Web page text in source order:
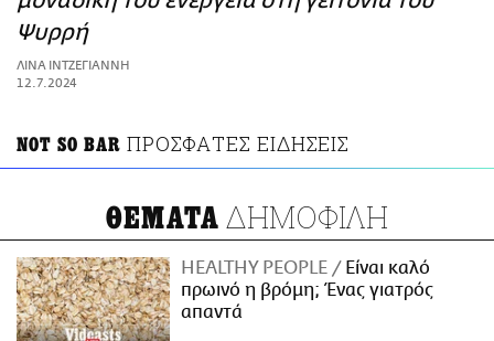
ΑΜΠΑ
PRINT
Ψυρρή
ΛΙΝΑ ΙΝΤΖΕΓΙΑΝΝΗ
12.7.2024
NOT SO BAR ΠΡΟΣΦΑΤΕΣ ΕΙΔΗΣΕΙΣ
ΘΕΜΑΤΑ ΔΗΜΟΦΙΛΗ
HEALTHY PEOPLE
Είναι καλό
πρωινό η βρόμη; Ένας γιατρός
απαντά